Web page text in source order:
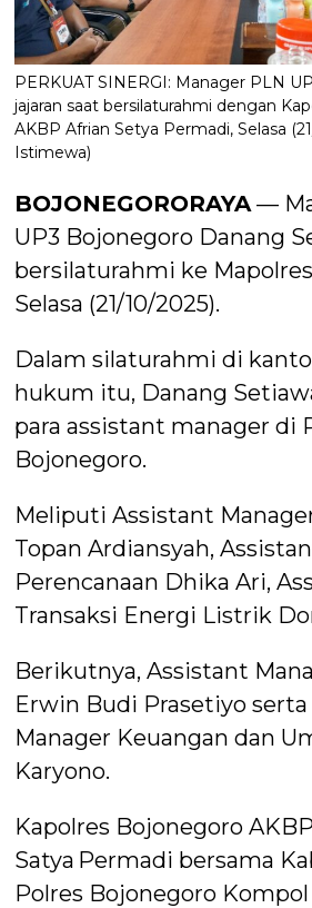
PERKUAT SINERGI: Manager PLN
jajaran saat bersilaturahmi dengan
AKBP Afrian Setya Permadi, Selasa
Istimewa)
BOJONEGORORAYA —
UP3 Bojonegoro Danang
bersilaturahmi ke
Selasa (21/10/2025).
Dalam silaturahmi di
hukum itu, Danang
para assistant manager di
Bojonegoro.
Meliputi Assistant
Topan Ardiansyah,
Perencanaan Dhika Ari,
Transaksi Energi Listrik
Berikutnya, Assistant
Erwin Budi Prasetiyo
Manager Keuangan dan
Karyono.
Kapolres Bojonegoro
Satya Permadi bersama
Polres Bojonegoro